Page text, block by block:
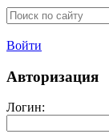
Войти
Авторизация
Логин: